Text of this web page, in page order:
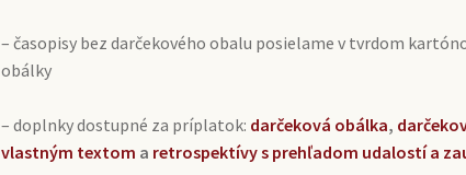
– časopisy bez darčekového obalu posielame v tvrdom
obálky
– doplnky dostupné za príplatok: darčeková obálka,
vlastným textom a retrospektívy s prehľadom udalostí a